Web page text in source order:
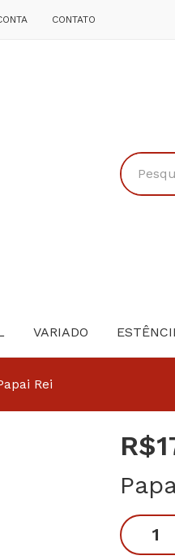
CONTATO
VARIADO
Rei
R$
Papai
Rei